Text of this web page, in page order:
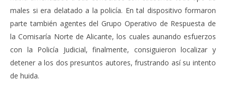
males si era delatado a la policía. En tal dispositivo formaron
parte también agentes del Grupo Operativo de Respuesta de
la Comisaría Norte de Alicante, los cuales aunando esfuerzos
con la Policía Judicial, finalmente, consiguieron localizar y
detener a los dos presuntos autores, frustrando así su intento
de huida.